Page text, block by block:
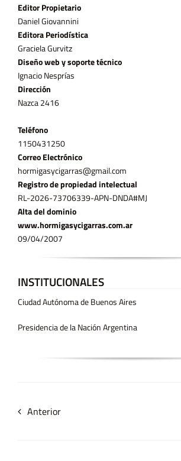
Editor Propietario
Daniel Giovannini
Editora Periodística
Graciela Gurvitz
Diseño web y soporte técnico
Ignacio Nesprías
Dirección
Nazca 2416
Teléfono
11­50431250
Correo Electrónico
hormigasycigarras@gmail.com
Registro de propiedad intelectual
RL-2026-73706339-APN-DNDA#MJ
Alta del dominio
www.hormigasycigarras.com.ar
09/04/2007
INSTITUCIONALES
Ciudad Autónoma de Buenos Aires
Presidencia de la Nación Argentina
Anterior